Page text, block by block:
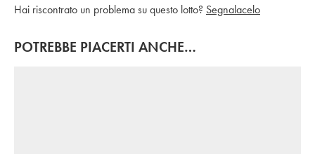
Hai riscontrato un problema su questo lotto? Segnalacelo
POTREBBE PIACERTI ANCHE…